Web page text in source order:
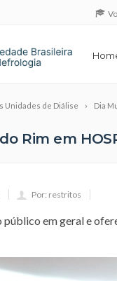
Unidades de Diálise Dia
Rim em
Por: restritos
público em geral e